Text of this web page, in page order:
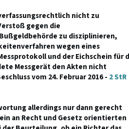
nicht zu
gegen die
zu disziplinieren,
wegen eines
und der Eichschein für
Messgerät den Akten nicht
vom 24. Februar 2016 - 2 StR
allerdings nur dann gerecht
an Recht und Gesetz orientierten